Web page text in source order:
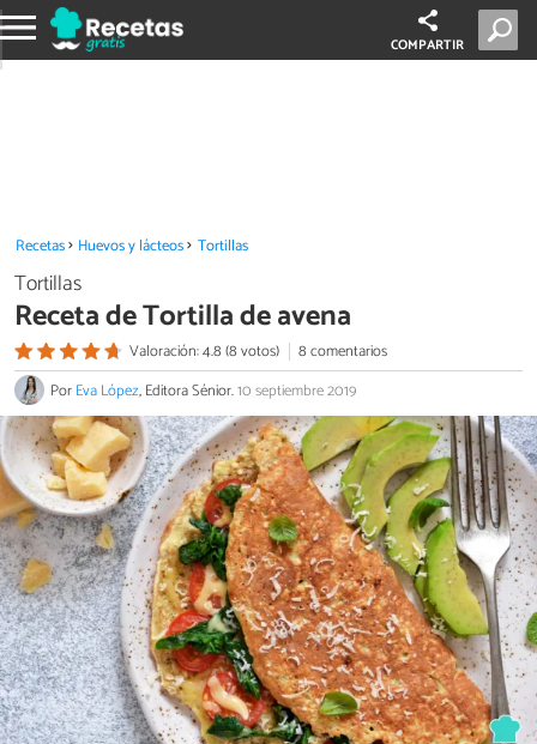
COMPARTIR
Recetas Huevos y lácteos Tortillas
Tortillas
Receta de Tortilla de avena
Valoración: 4.8 (8 votos)
8 comentarios
PorEva López, Editora Sénior.10 septiembre 2019